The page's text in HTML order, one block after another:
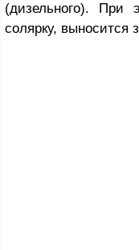
(дизельного). При
солярку, выносится